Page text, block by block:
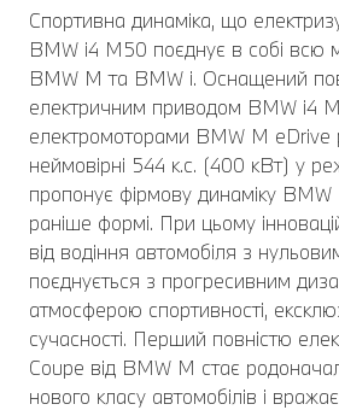
Спортивна динаміка, що
BMW i4 M50 поєднує в собі всю
BMW M та BMW i. Оснащений
електричним приводом BMW i4
електромоторами BMW M eDrive
неймовірні 544 к.с. (400 кВт) у
пропонує фірмову динаміку BMW
раніше формі. При цьому
від водіння автомобіля з
поєднується з прогресивним
атмосферою спортивності,
сучасності. Перший повністю
Coupe від BMW M стає
нового класу автомобілів і